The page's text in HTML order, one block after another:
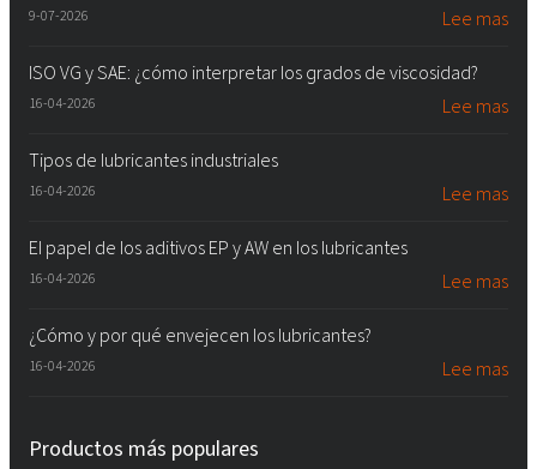
9-07-2026 Lee mas
ISO VG y SAE: ¿cómo interpretar los grados de viscosidad?
16-04-2026 Lee mas
Tipos de lubricantes industriales
16-04-2026 Lee mas
El papel de los aditivos EP y AW en los lubricantes
16-04-2026 Lee mas
¿Cómo y por qué envejecen los lubricantes?
16-04-2026 Lee mas
Productos más populares